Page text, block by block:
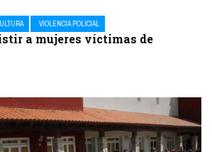
VIOLENCIA POLICIAL
a mujeres víctimas de